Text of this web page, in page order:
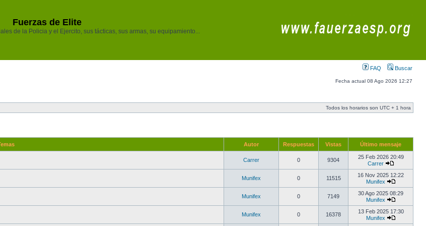
Fuerzas de Elite
de la Policia y el Ejercito, sus tácticas, sus armas, su equipamiento...
FAQ Buscar
Fecha actual 08 Ago 2026 12:27
Todos los horarios son UTC + 1 hora
Autor Respuestas Vistas Último mensaje
Carrer 0 9304
25 Feb 2026 20:49
Carrer
Munifex 0 11515
16 Nov 2025 12:22
Munifex
Munifex 0 7149
30 Ago 2025 08:29
Munifex
Munifex 0 16378
13 Feb 2025 17:30
Munifex